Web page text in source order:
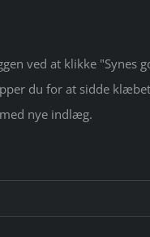
ved at klikke "Synes
du for at sidde
nye indlæg.